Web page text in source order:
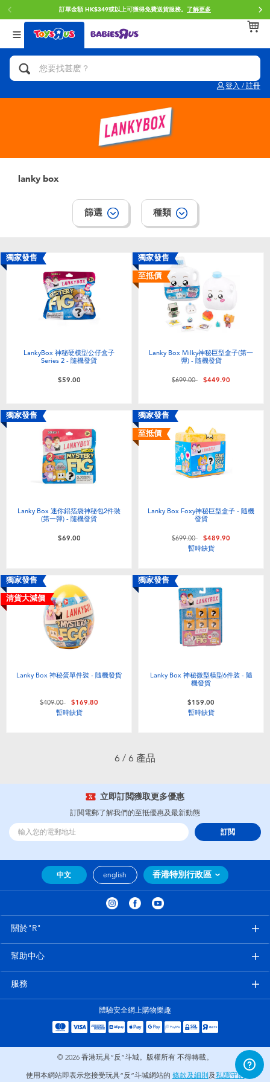
訂單金額 HK$349或以上可獲得免費送貨服務。 了解更多
登入 / 註冊
返回
分類目錄
人氣英雄,角色扮演,射擊玩具
拼砌組合及樂高LEGO
手工藝,文具,蠟筆,泥膠,畫板
電子玩具
遊戲及拼圖系列
戶外及運動用品
派對用品
角色扮演及造型系列
毛毛公仔玩具
夏日用品
任天堂 Switch
電池
返回
品牌
Brunch Brother 早午餐兄弟
Spider-Man蜘蛛俠
Play-Doh培樂多
playpop
LEGO樂高
Fuggler
Tomica多美
Globber高樂寶
返回
年齢
0~2歳
12~14歳
lanky box
篩選 種類
獨家發售
LankyBox 神秘硬模型公仔盒子
Series 2 - 隨機發貨
$59.00
獨家發售
至抵價
Lanky Box Milky神秘巨型盒子(第一
彈) - 隨機發貨
價格從
$699.00至$449.90
獨家發售
Lanky Box 迷你鋁箔袋神秘包2件裝
(第一彈) - 隨機發貨
$69.00
獨家發售
至抵價
Lanky Box Foxy神秘巨型盒子 - 隨機
發貨
價格從
$699.00至$489.90
暫時缺貨
獨家發售
清貨大減價
Lanky Box 神秘蛋單件裝 - 隨機發貨
價格從
$409.00至$169.80
暫時缺貨
獨家發售
Lanky Box 神秘微型模型6件裝 - 隨
機發貨
$159.00
暫時缺貨
6 / 6 產品
立即訂閲獲取更多優惠
訂閲電郵了解我們的至抵優惠及最新動態
訂閲
中文 english 香港特別行政區
關於"R"
幫助中心
服務
體驗安全網上購物樂趣
© 2026 香港玩具“反”斗城。版權所有 不得轉載。
使用本網站即表示您接受玩具“反”斗城網站的 條款及細則 及私隱守則